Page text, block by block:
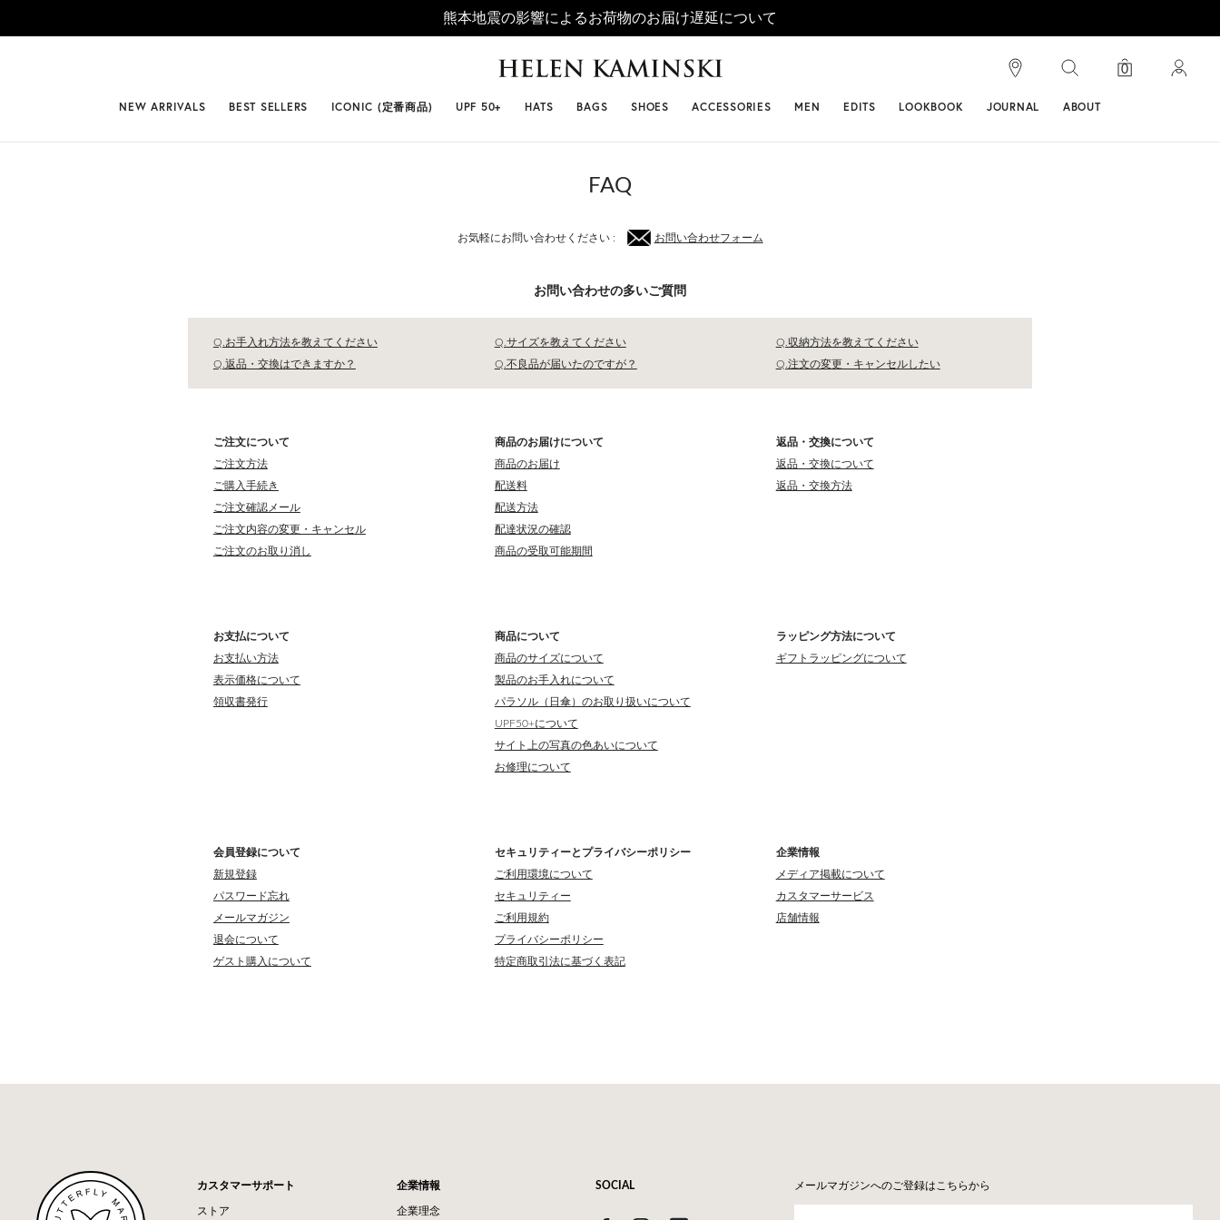
熊本地震の影響によるお荷物のお届け遅延について
#ビベット #キャップ #ビアンカ 0
NEW ARRIVALS BEST SELLERS ICONIC (定番商品) UPF 50+ HATS BAGS SHOES ACCESSORIES MEN EDITS LOOKBOOK JOURNAL ABOUT
FAQ
お気軽にお問い合わせください : お問い合わせフォーム
お問い合わせの多いご質問
Q.お手入れ方法を教えてください Q.サイズを教えてください
Q.収納方法を教えてください
Q.返品・交換はできますか？
Q.不良品が届いたのですが？ Q.注文の変更・キャンセルしたい
ご注文について
ご注文方法
ご購入手続き
ご注文確認メール
ご注文内容の変更・キャンセル
ご注文のお取り消し
商品のお届けについて
商品のお届け
配送料
配送方法
配達状況の確認
商品の受取可能期間
返品・交換について
返品・交換について
返品・交換方法
お支払について
お支払い方法
表示価格について
領収書発行
商品について
商品のサイズについて
製品のお手入れについて
パラソル（日傘）のお取り扱いについて
UPF50+について
サイト上の写真の色あいについて
お修理について
ラッピング方法について
ギフトラッピングについて
会員登録について
新規登録
パスワード忘れ
メールマガジン
退会について
ゲスト購入について
セキュリティーとプライバシーポリシー
ご利用環境について
セキュリティー
ご利用規約
プライバシーポリシー
特定商取引法に基づく表記
企業情報
メディア掲載について
カスタマーサービス
店舗情報
メールマガジンへのご登録はこちらから
カスタマーサポート
ストア
企業情報
企業理念
SOCIAL